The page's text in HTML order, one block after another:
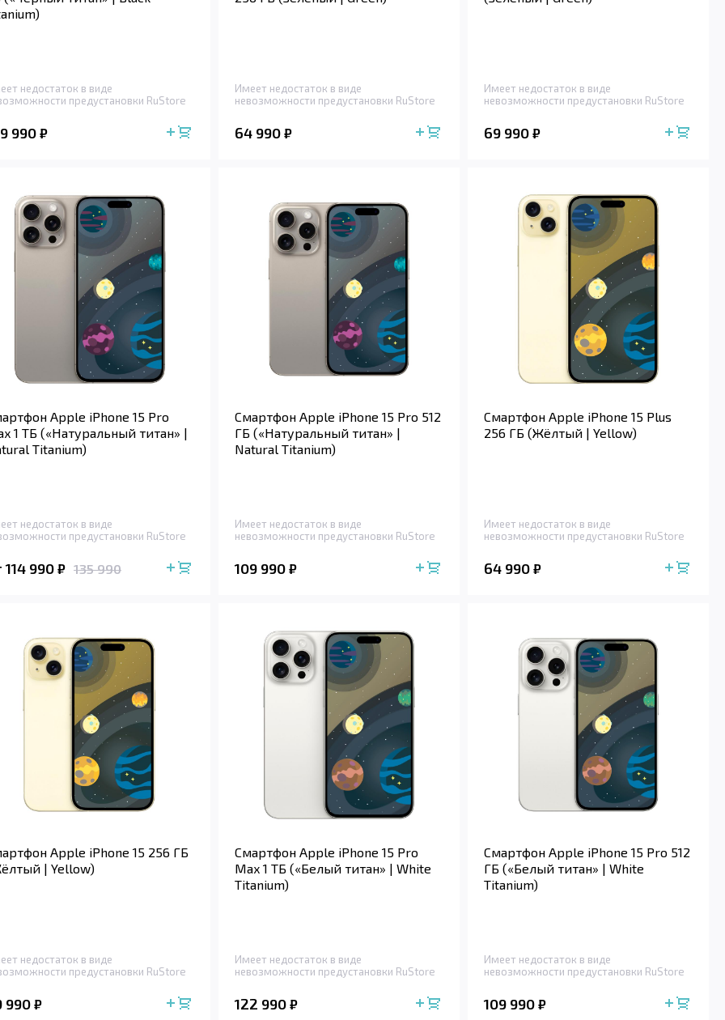
недостаток в виде
предустановки RuStore
990 ₽
Имеет недостаток в виде
невозможности предустановки RuStore
64 990 ₽
Имеет недостаток в виде
невозможности предустановки RuStore
69 990 ₽
Apple iPhone 15 Pro
1 ТБ («Натуральный титан» |
Titanium)
недостаток в виде
предустановки RuStore
114 990 ₽ 135 990
Смартфон Apple iPhone 15 Pro 512
ГБ («Натуральный титан» |
Natural Titanium)
Имеет недостаток в виде
невозможности предустановки RuStore
109 990 ₽
Смартфон Apple iPhone 15 Plus
256 ГБ (Жёлтый | Yellow)
Имеет недостаток в виде
невозможности предустановки RuStore
64 990 ₽
Apple iPhone 15 256 ГБ
| Yellow)
недостаток в виде
предустановки RuStore
990 ₽
Смартфон Apple iPhone 15 Pro
Max 1 ТБ («Белый титан» | White
Titanium)
Имеет недостаток в виде
невозможности предустановки RuStore
122 990 ₽
Смартфон Apple iPhone 15 Pro 512
ГБ («Белый титан» | White
Titanium)
Имеет недостаток в виде
невозможности предустановки RuStore
109 990 ₽